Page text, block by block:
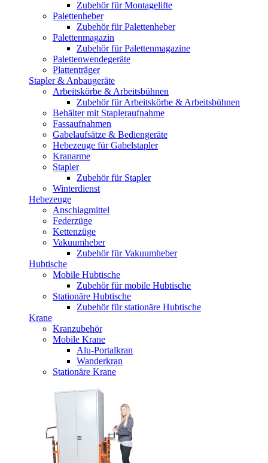
Zubehör für Montagelifte
Palettenheber
Zubehör für Palettenheber
Palettenmagazin
Zubehör für Palettenmagazine
Palettenwendegeräte
Plattenträger
Stapler & Anbaugeräte
Arbeitskörbe & Arbeitsbühnen
Zubehör für Arbeitskörbe & Arbeitsbühnen
Behälter mit Stapleraufnahme
Fassaufnahmen
Gabelaufsätze & Bediengeräte
Hebezeuge für Gabelstapler
Kranarme
Stapler
Zubehör für Stapler
Winterdienst
Hebezeuge
Anschlagmittel
Federzüge
Kettenzüge
Vakuumheber
Zubehör für Vakuumheber
Hubtische
Mobile Hubtische
Zubehör für mobile Hubtische
Stationäre Hubtische
Zubehör für stationäre Hubtische
Krane
Kranzubehör
Mobile Krane
Alu-Portalkran
Wanderkran
Stationäre Krane